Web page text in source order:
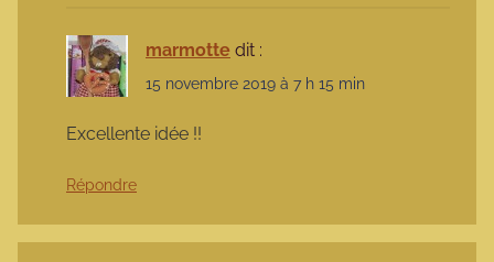
marmotte dit :
15 novembre 2019 à 7 h 15 min
Excellente idée !!
Répondre